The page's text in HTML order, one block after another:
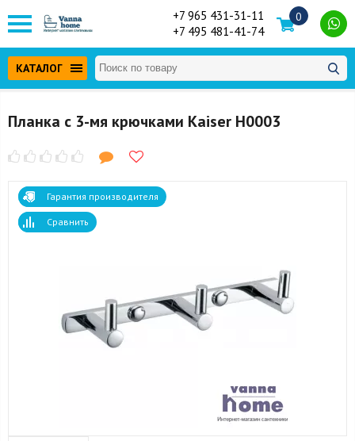
+7 965 431-31-11
+7 495 481-41-74
0
КАТАЛОГ
Планка с 3-мя крючками Kaiser H0003
Гарантия производителя
Сравнить